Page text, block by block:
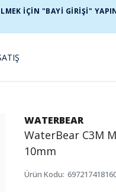
İÇİN "BAYİ GİRİŞİ"
WATERBEAR
WaterBear C3M
10mm
Ürün Kodu: